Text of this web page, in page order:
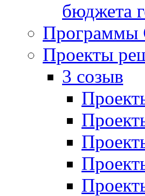
бюджета
Программы
Проекты
3 созыв